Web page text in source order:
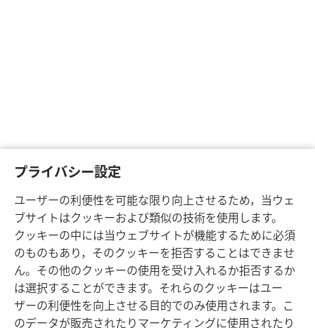
プライバシー設定
ユーザーの利便性を可能な限り向上させるため，当ウェ
ブサイトはクッキーおよび類似の技術を使用します。
クッキーの中には当ウェブサイトが機能するために必須
のものもあり，そのクッキーを拒否することはできませ
ん。その他のクッキーの使用を受け入れるか拒否するか
は選択することができます。それらのクッキーはユー
ザーの利便性を向上させる目的でのみ使用されます。こ
のデータが販売されたりマーケティングに使用されたり